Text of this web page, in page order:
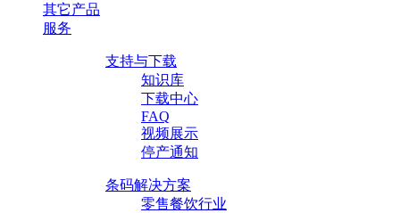
其它产品
服务
支持与下载
知识库
下载中心
FAQ
视频展示
停产通知
条码解决方案
零售餐饮行业